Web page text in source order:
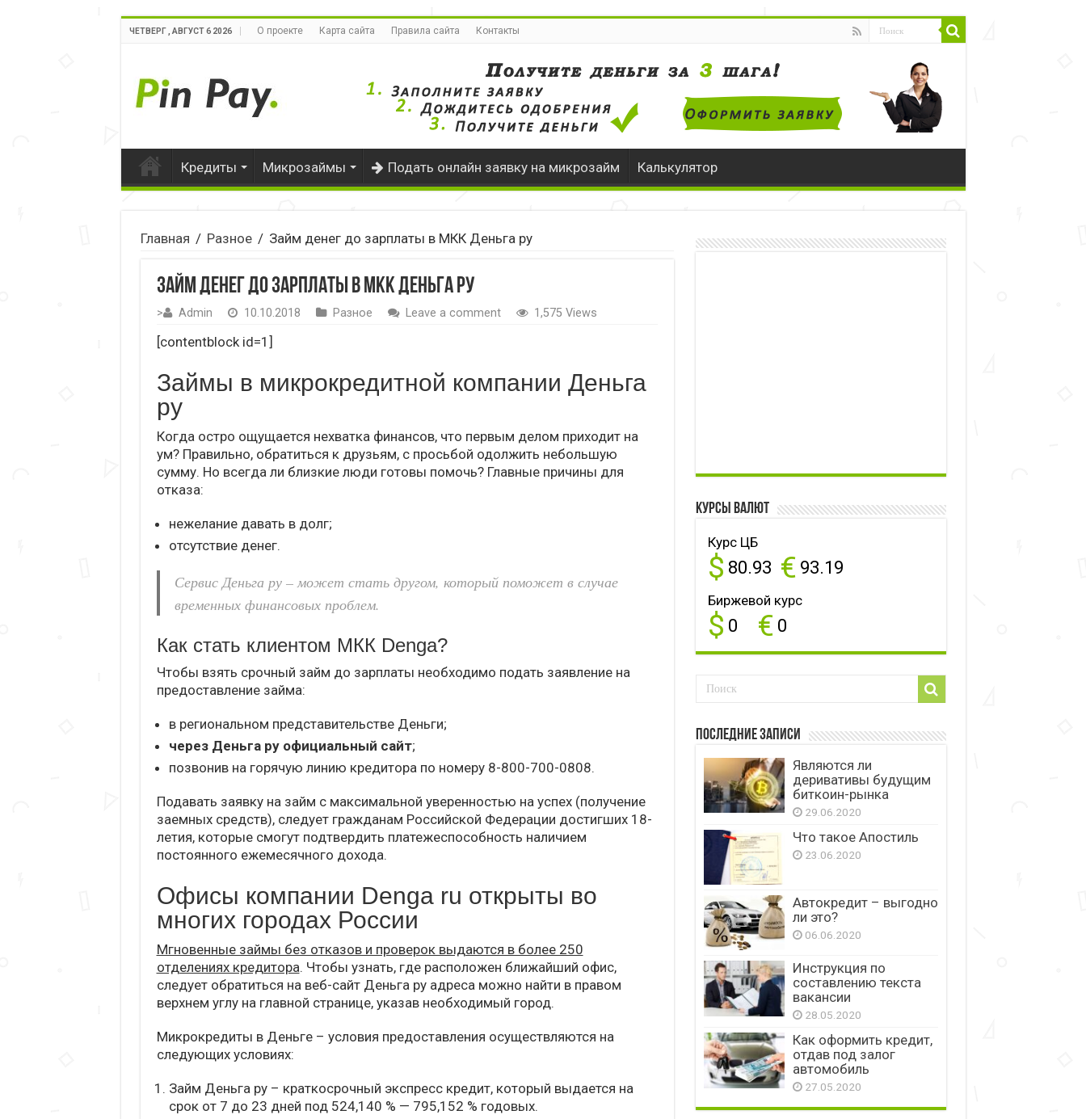
ЧЕТВЕРГ , АВГУСТ 6 2026 О проекте Карта сайта Правила сайта Контакты
Кредиты Микрозаймы Подать онлайн заявку на микрозайм Калькулятор
Главная / Разное / Займ денег до зарплаты в МКК Деньга ру
Займ денег до зарплаты в МКК Деньга ру
> Admin 10.10.2018 Разное Leave a comment 1,575 Views
[contentblock id=1]
Займы в микрокредитной компании Деньга
ру
Когда остро ощущается нехватка финансов, что первым делом приходит на
ум? Правильно, обратиться к друзьям, с просьбой одолжить небольшую
сумму. Но всегда ли близкие люди готовы помочь? Главные причины для
отказа:
нежелание давать в долг;
отсутствие денег.
Сервис Деньга ру – может стать другом, который поможет в случае
временных финансовых проблем.
Как стать клиентом МКК Denga?
Чтобы взять срочный займ до зарплаты необходимо подать заявление на
предоставление займа:
в региональном представительстве Деньги;
через Деньга ру официальный сайт;
позвонив на горячую линию кредитора по номеру 8-800-700-0808.
Подавать заявку на займ с максимальной уверенностью на успех (получение
заемных средств), следует гражданам Российской Федерации достигших 18-
летия, которые смогут подтвердить платежеспособность наличием
постоянного ежемесячного дохода.
Офисы компании Denga ru открыты во
многих городах России
Мгновенные займы без отказов и проверок выдаются в более 250
отделениях кредитора. Чтобы узнать, где расположен ближайший офис,
следует обратиться на веб-сайт Деньга ру адреса можно найти в правом
верхнем углу на главной странице, указав необходимый город.
Микрокредиты в Деньге – условия предоставления осуществляются на
следующих условиях:
Займ Деньга ру – краткосрочный экспресс кредит, который выдается на
срок от 7 до 23 дней под 524,140 % — 795,152 % годовых.
Курсы валют
Курс ЦБ
$ 80.93 € 93.19
Биржевой курс
$ 0 € 0
Последние записи
Являются ли
деривативы будущим
биткоин-рынка
29.06.2020
Что такое Апостиль
23.06.2020
Автокредит – выгодно
ли это?
06.06.2020
Инструкция по
составлению текста
вакансии
28.05.2020
Как оформить кредит,
отдав под залог
автомобиль
27.05.2020